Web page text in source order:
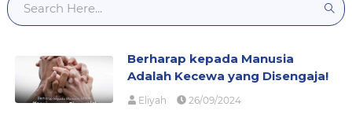
Berharap kepada Manusia
Adalah Kecewa yang Disengaja!
Eliyah 26/09/2024